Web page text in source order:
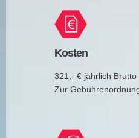
Kosten
321,- € jährlich Brutto
Zur